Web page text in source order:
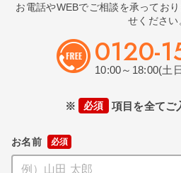
お電話やWEBでご相談を承ってお
せください
0120-
10:00～18:00(土
※ 必須 項目を全てご
お名前